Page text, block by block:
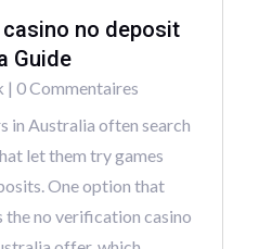
no deposit
Guide
| 0 Commentaires
in Australia often search
let them try games
One option that
no verification casino